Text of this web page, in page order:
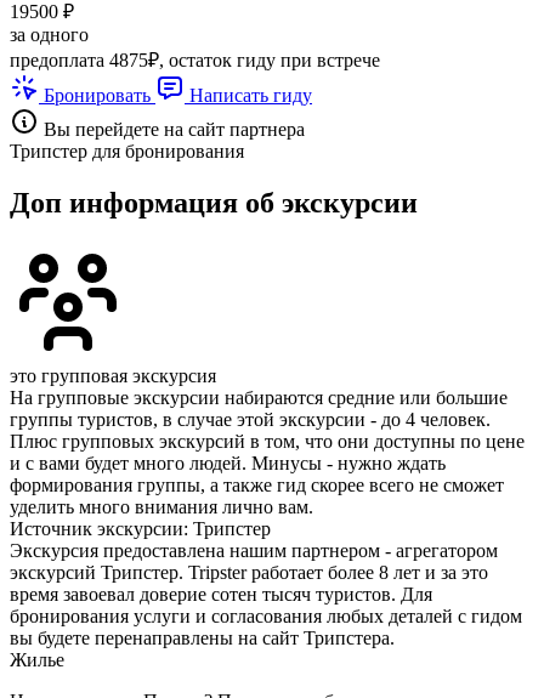
19500 ₽
за одного
предоплата 4875₽, остаток гиду при встрече
Бронировать
Написать гиду
Вы перейдете на сайт партнера
Трипстер для бронирования
Доп информация об экскурсии
это групповая экскурсия
На групповые экскурсии набираются средние или большие
группы туристов, в случае этой экскурсии - до 4 человек.
Плюс групповых экскурсий в том, что они доступны по цене
и с вами будет много людей. Минусы - нужно ждать
формирования группы, а также гид скорее всего не сможет
уделить много внимания лично вам.
Источник экскурсии: Трипстер
Экскурсия предоставлена нашим партнером - агрегатором
экскурсий Трипстер. Tripster работает более 8 лет и за это
время завоевал доверие сотен тысяч туристов. Для
бронирования услуги и согласования любых деталей с гидом
вы будете перенаправлены на сайт Трипстера.
Жилье